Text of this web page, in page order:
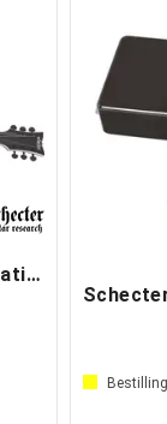
Schecter SOLO-II Evil Twin Satin Black